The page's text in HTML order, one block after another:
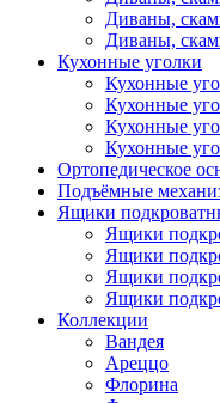
Диваны,
Диваны,
Кухонные уголки
Кухонные
Кухонные
Кухонные
Кухонные
Ортопедическое
Подъёмные
Ящики
Ящики
Ящики
Ящики
Ящики
Коллекции
Вандея
Ареццо
Флорина